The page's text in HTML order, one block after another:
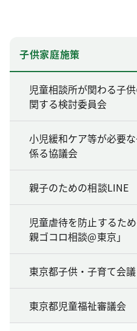
子供家庭施策
児童相談所が関わる子
関する検討委員会
小児緩和ケア等が必要
係る協議会
親子のための相談LINE
児童虐待を防止するた
親ゴコロ相談@東京」
東京都子供・子育て会議
東京都児童福祉審議会